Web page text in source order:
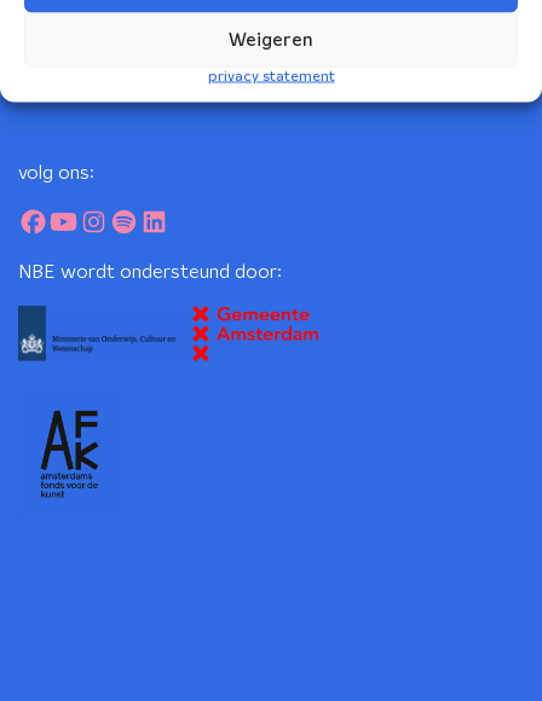
Weigeren
privacy statement
1017 RC Amsterdam
volg ons:
NBE wordt ondersteund door: